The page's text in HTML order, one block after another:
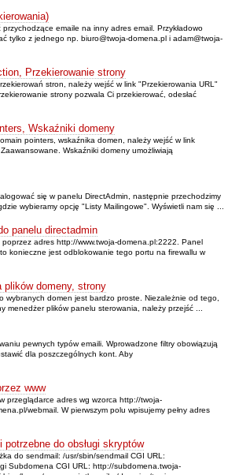
emaile na inny adres email. Przykładowo
tylko z jednego np. biuro@twoja-domena.pl i adam@twoja-
Przekierowanie strony
stron, należy wejść w link "Przekierowania URL"
strony pozwala Ci przekierować, odesłać
Wskaźniki domeny
pointers, wskaźnika domen, należy wejść w link
Wskaźniki domeny umożliwiają
się w panelu DirectAdmin, następnie przechodzimy
wybieramy opcję "Listy Mailingowe". Wyświetli nam się ...
panelu directadmin
adres http://www.twoja-domena.pl:2222. Panel
konieczne jest odblokowanie tego portu na firewallu w
plików domeny, strony
wybranych domen jest bardzo proste. Niezależnie od tego,
menedżer plików panelu sterowania, należy przejść ...
pewnych typów emaili. Wprowadzone filtry obowiązują
dla poszczególnych kont. Aby
www
przeglądarce adres wg wzorca http://twoja-
webmail. W pierwszym polu wpisujemy pełny adres
potrzebne do obsługi skryptów
do sendmail: /usr/sbin/sendmail CGI URL:
Subdomena CGI URL: http://subdomena.twoja-